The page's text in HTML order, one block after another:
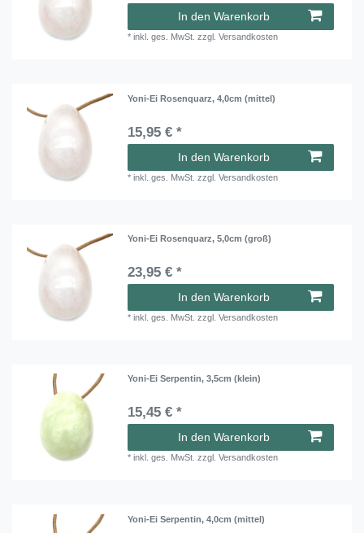
In den Warenkorb
*inkl. ges. MwSt. zzgl.Versandkosten
Yoni-Ei Rosenquarz, 4,0cm (mittel)
15,95 € *
In den Warenkorb
*inkl. ges. MwSt. zzgl.Versandkosten
Yoni-Ei Rosenquarz, 5,0cm (groß)
23,95 € *
In den Warenkorb
*inkl. ges. MwSt. zzgl.Versandkosten
Yoni-Ei Serpentin, 3,5cm (klein)
15,45 € *
In den Warenkorb
*inkl. ges. MwSt. zzgl.Versandkosten
Yoni-Ei Serpentin, 4,0cm (mittel)